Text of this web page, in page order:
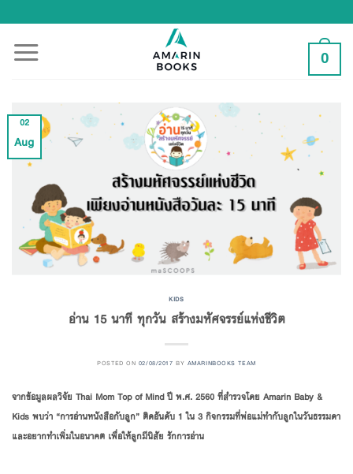
to
content
0
02
Aug
KIDS
อ่าน 15 นาที ทุกวัน สร้างมหัศจรรย์แห่งชีวิต
POSTED ON 02/08/2017 BY AMARINBOOKS TEAM
จากข้อมูลผลวิจัย Thai Mom Top of Mind ปี พ.ศ. 2560 ที่สำรวจโดย Amarin Baby &
Kids พบว่า “การอ่านหนังสือกับลูก” ติดอันดับ 1 ใน 3 กิจกรรมที่พ่อแม่ทำกับลูกในวันธรรมดา
และอยากทำเพิ่มในอนาคต เพื่อให้ลูกมีนิสัย รักการอ่าน